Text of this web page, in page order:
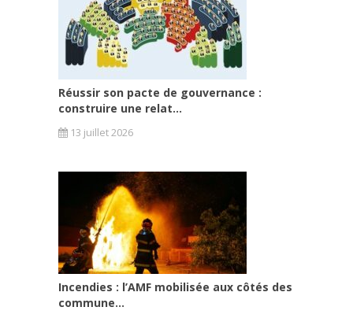
Réussir son pacte de gouvernance :
construire une relat...
13 juillet 2026
Incendies : l’AMF mobilisée aux côtés des
commune...